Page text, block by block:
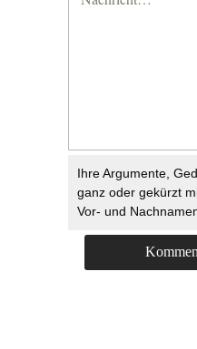
Ihre Argumente,
ganz oder gekürzt
Vor- und